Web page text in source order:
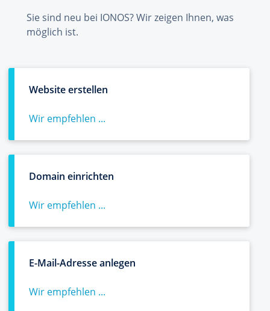
Sie sind neu bei IONOS? Wir zeigen Ihnen, was
möglich ist.
Website erstellen
Wir empfehlen ...
Domain einrichten
Wir empfehlen ...
E-Mail-Adresse anlegen
Wir empfehlen ...